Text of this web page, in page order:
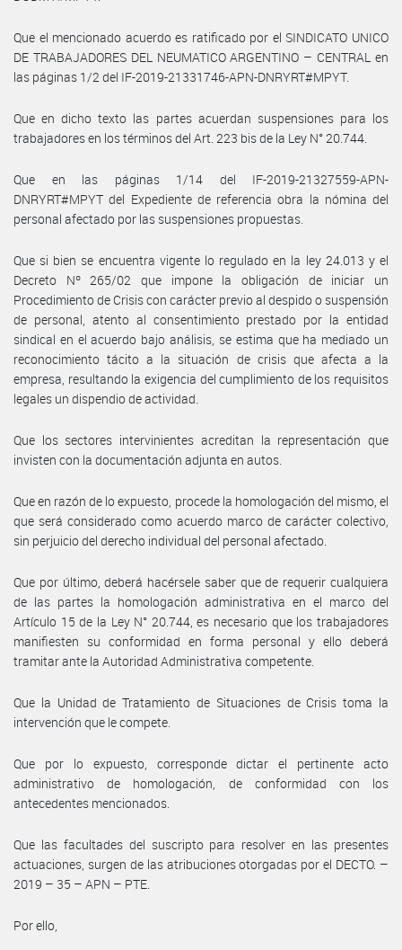
Que el mencionado acuerdo es ratificado por el SINDICATO UNICO
DE TRABAJADORES DEL NEUMATICO ARGENTINO – CENTRAL en
las páginas 1/2 del IF-2019-21331746-APN-DNRYRT#MPYT.
Que en dicho texto las partes acuerdan suspensiones para los
trabajadores en los términos del Art. 223 bis de la Ley N° 20.744.
Que en las páginas 1/14 del IF-2019-21327559-APN-
DNRYRT#MPYT del Expediente de referencia obra la nómina del
personal afectado por las suspensiones propuestas.
Que si bien se encuentra vigente lo regulado en la ley 24.013 y el
Decreto Nº 265/02 que impone la obligación de iniciar un
Procedimiento de Crisis con carácter previo al despido o suspensión
de personal, atento al consentimiento prestado por la entidad
sindical en el acuerdo bajo análisis, se estima que ha mediado un
reconocimiento tácito a la situación de crisis que afecta a la
empresa, resultando la exigencia del cumplimiento de los requisitos
legales un dispendio de actividad.
Que los sectores intervinientes acreditan la representación que
invisten con la documentación adjunta en autos.
Que en razón de lo expuesto, procede la homologación del mismo, el
que será considerado como acuerdo marco de carácter colectivo,
sin perjuicio del derecho individual del personal afectado.
Que por último, deberá hacérsele saber que de requerir cualquiera
de las partes la homologación administrativa en el marco del
Artículo 15 de la Ley N° 20.744, es necesario que los trabajadores
manifiesten su conformidad en forma personal y ello deberá
tramitar ante la Autoridad Administrativa competente.
Que la Unidad de Tratamiento de Situaciones de Crisis toma la
intervención que le compete.
Que por lo expuesto, corresponde dictar el pertinente acto
administrativo de homologación, de conformidad con los
antecedentes mencionados.
Que las facultades del suscripto para resolver en las presentes
actuaciones, surgen de las atribuciones otorgadas por el DECTO. –
2019 – 35 – APN – PTE.
Por ello,